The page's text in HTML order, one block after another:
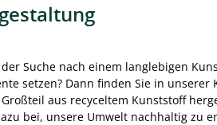
Suche nach einem langlebigen
setzen? Dann finden Sie in
aus recyceltem Kunststoff
bei, unsere Umwelt nachhaltig zu